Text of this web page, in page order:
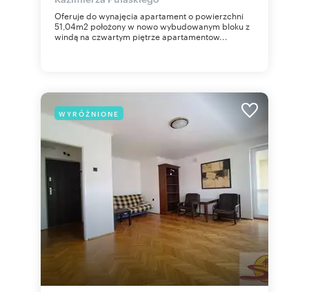
Oferuje do wynajęcia apartament o powierzchni
51,04m2 położony w nowo wybudowanym bloku z
windą na czwartym piętrze apartamentow...
WYRÓŻNIONE